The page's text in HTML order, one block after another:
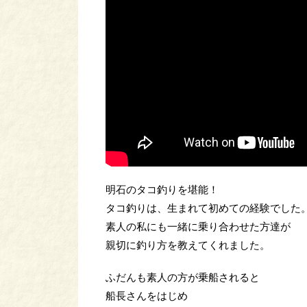
明石のタコ釣りを堪能！
タコ釣りは、生まれて初めての経験でした
素人の私にも一緒に乗り合わせた方達が
親切に釣り方を教えてくれました。
ふだんも素人の方が乗船されると
船長さんをはじめ